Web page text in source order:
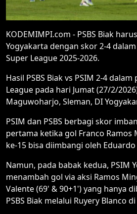
KODEMIMPI.com - PSBS Biak
Yogyakarta dengan skor 2-4
Super League 2025-2026.
Hasil PSBS Biak vs PSIM 2-4
League pada hari Jumat (27/2/
Maguwoharjo, Sleman, DI
PSIM dan PSBS berbagi skor
pertama ketika gol Franco Ramos
ke-15 bisa diimbangi oleh Eduardo
Namun, pada babak kedua, PSIM
menambah gol via aksi Ramos
Valente (69' & 90+1') yang hanya
PSBS Biak melalui Ruyery Blanco